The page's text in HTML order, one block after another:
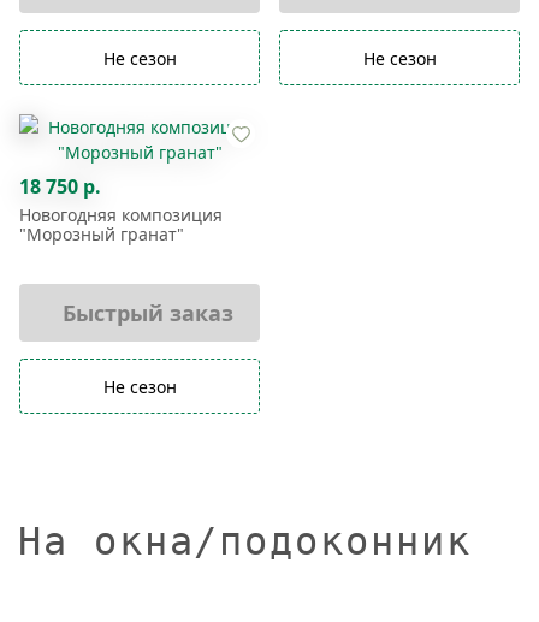
Не сезон Не сезон
18 750 р.
Новогодняя композиция
"Морозный гранат"
Быстрый заказ
Не сезон
На окна/подоконник